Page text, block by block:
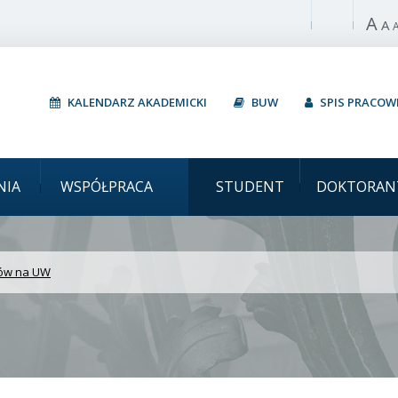
Włącz A A
KALENDARZ AKADEMICKI BUW SPIS
WSPÓŁPRACA STUDENT
Warszawski
na UW